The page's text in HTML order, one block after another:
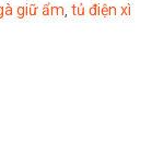
giữ ẩm, tủ điện xì